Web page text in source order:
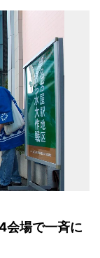
場で一斉に